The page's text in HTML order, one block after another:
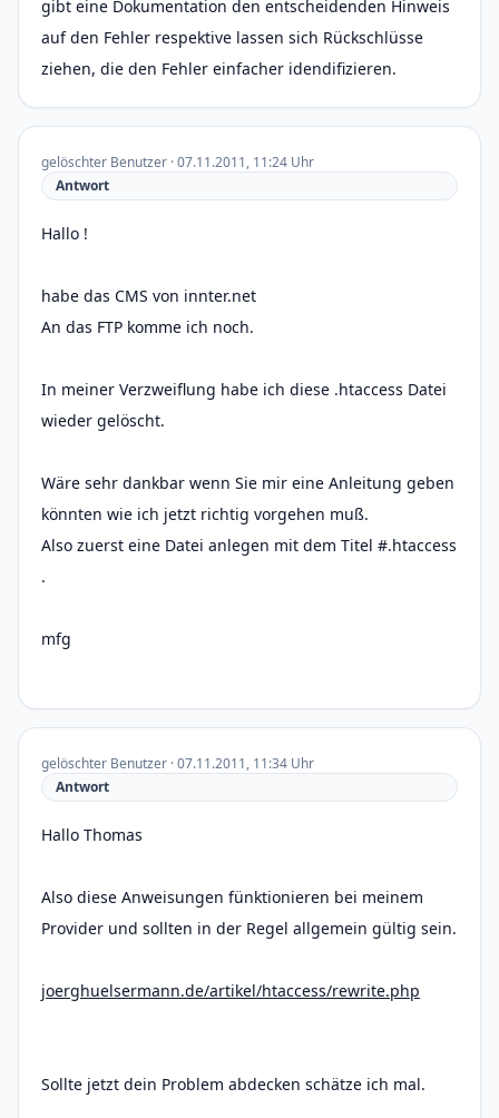
gibt eine Dokumentation den entscheidenden Hinweis
auf den Fehler respektive lassen sich Rückschlüsse
ziehen, die den Fehler einfacher idendifizieren.
gelöschter Benutzer · 07.11.2011, 11:24 Uhr
Antwort
Hallo !
habe das CMS von innter.net
An das FTP komme ich noch.
In meiner Verzweiflung habe ich diese .htaccess Datei
wieder gelöscht.
Wäre sehr dankbar wenn Sie mir eine Anleitung geben
könnten wie ich jetzt richtig vorgehen muß.
Also zuerst eine Datei anlegen mit dem Titel #.htaccess
.
mfg
gelöschter Benutzer · 07.11.2011, 11:34 Uhr
Antwort
Hallo Thomas
Also diese Anweisungen fünktionieren bei meinem
Provider und sollten in der Regel allgemein gültig sein.
joerghuelsermann.de/artikel/htaccess/rewrite.php
Sollte jetzt dein Problem abdecken schätze ich mal.